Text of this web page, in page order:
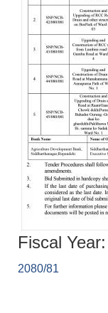
Fiscal Year:
2080/81